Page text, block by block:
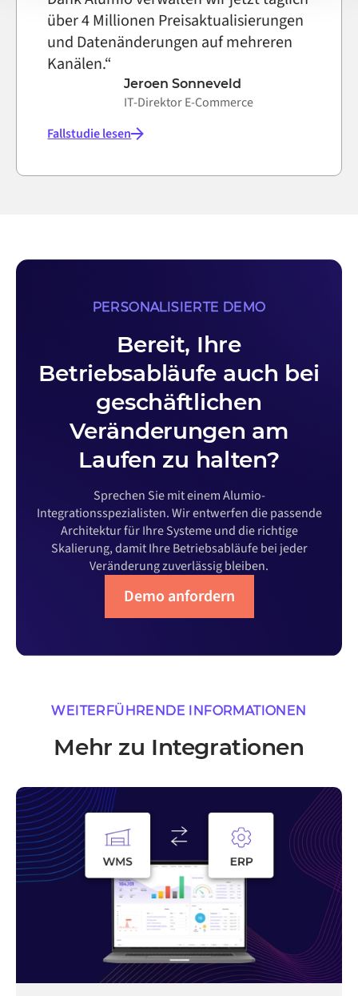
über 4 Millionen Preisaktualisierungen
und Datenänderungen auf mehreren
Kanälen.“
Jeroen Sonneveld
IT-Direktor E-Commerce
Fallstudie lesen
PERSONALISIERTE DEMO
Bereit, Ihre
Betriebsabläufe auch bei
geschäftlichen
Veränderungen am
Laufen zu halten?
Sprechen Sie mit einem Alumio-
Integrationsspezialisten. Wir entwerfen die passende
Architektur für Ihre Systeme und die richtige
Skalierung, damit Ihre Betriebsabläufe bei jeder
Veränderung zuverlässig bleiben.
Demo anfordern
WEITERFÜHRENDE INFORMATIONEN
Mehr zu Integrationen